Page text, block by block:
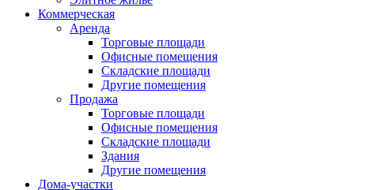
Коммерческая
Аренда
Торговые площади
Офисные помещения
Складские площади
Другие помещения
Продажа
Торговые площади
Офисные помещения
Складские площади
Здания
Другие помещения
Дома-участки